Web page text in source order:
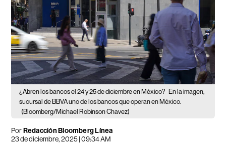
¿Abren los bancos el 24 y 25 de diciembre en México? En la imagen,
sucursal de BBVA uno de los bancos que operan en México.
(Bloomberg/Michael Robinson Chavez)
PorRedacción Bloomberg Línea
23 de diciembre, 2025 | 09:34 AM